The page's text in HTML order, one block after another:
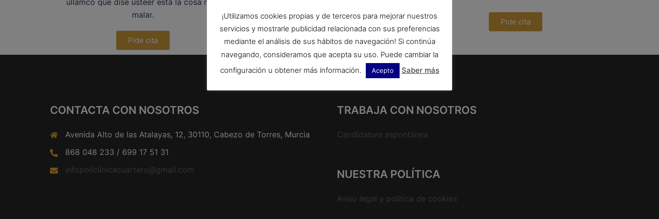
ullamco qué dise usteer está la cosa muy
malar.
Pide cita
Pide cita Pide cita
CONTACTA CON NOSOTROS
Avenida Alto de las Atalayas, 12, 30110, Cabezo de Torres, Murcia
868 048 233 / 699 17 51 31
infopoliclinicacuartero@gmail.com
TRABAJA CON NOSOTROS
Candidatura espontánea
NUESTRA POLÍTICA
Aviso legal y política de cookies
¡Utilizamos cookies propias y de terceros para mejorar nuestros
servicios y mostrarle publicidad relacionada con sus preferencias
mediante el análisis de sus hábitos de navegación! Si continúa
navegando, consideramos que acepta su uso. Puede cambiar la
configuración u obtener más información.
Acepto Saber más